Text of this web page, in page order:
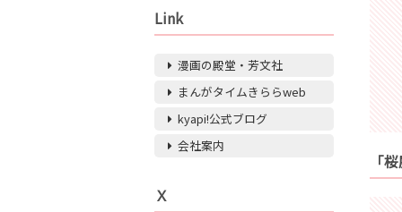
「
Link
漫画の殿堂・芳文社
まんがタイムきららweb
kyapi!公式ブログ
会社案内
Ｘ